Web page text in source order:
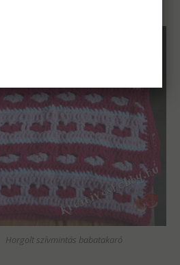
Horgolt szívmintás babatakaró